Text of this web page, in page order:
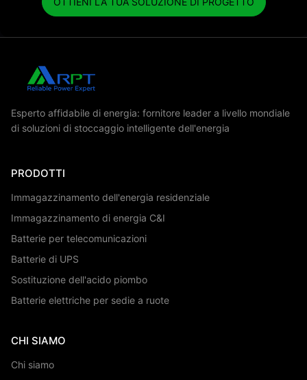
Esperto affidabile di energia: fornitore leader a livello mondiale
di soluzioni di stoccaggio intelligente dell'energia
PRODOTTI
Immagazzinamento dell'energia residenziale
Immagazzinamento di energia C&I
Batterie per telecomunicazioni
Batterie di UPS
Sostituzione dell'acido piombo
Batterie elettriche per sedie a ruote
CHI SIAMO
Chi siamo